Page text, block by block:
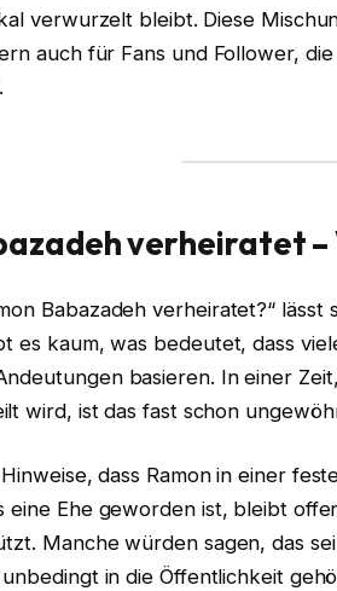
verwurzelt bleibt. Diese
auch für Fans und Follower,
verheiratet –
Babazadeh verheiratet?“
es kaum, was bedeutet, dass
basieren. In einer
wird, ist das fast schon
dass Ramon in einer
eine Ehe geworden ist, bleibt
Manche würden sagen, das
in die Öffentlichkeit